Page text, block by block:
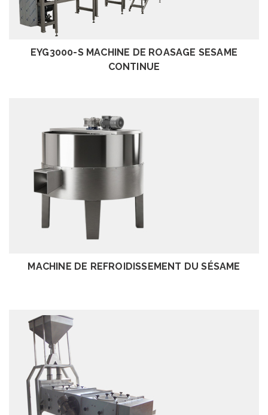
EXAMEN
EYG3000-S MACHINE DE ROASAGE SESAME
CONTINUE
EXAMEN
MACHINE DE REFROIDISSEMENT DU SÉSAME